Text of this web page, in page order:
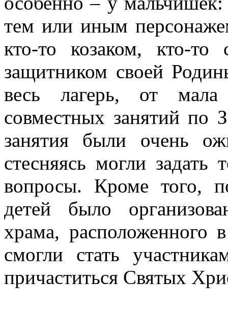
тем или иным
кто-то козаком, кто-
защитником своей
весь лагерь, от
совместных занятий по
занятия были очень
стесняясь могли
вопросы. Кроме того,
детей было
храма, расположенного
смогли стать
причаститься Святых